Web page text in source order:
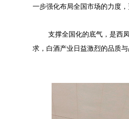
一步强化布局全国市场的力度
支撑全国化的底气，是西
求，白酒产业日益激烈的品质